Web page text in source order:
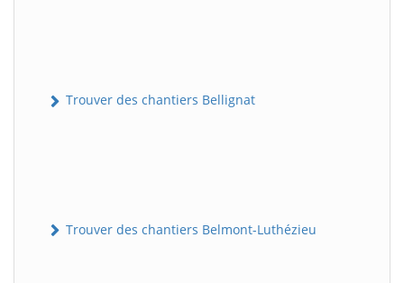
Trouver des chantiers Bellignat
Trouver des chantiers Belmont-Luthézieu